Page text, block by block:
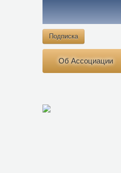
Подписка
Об Ассоциации